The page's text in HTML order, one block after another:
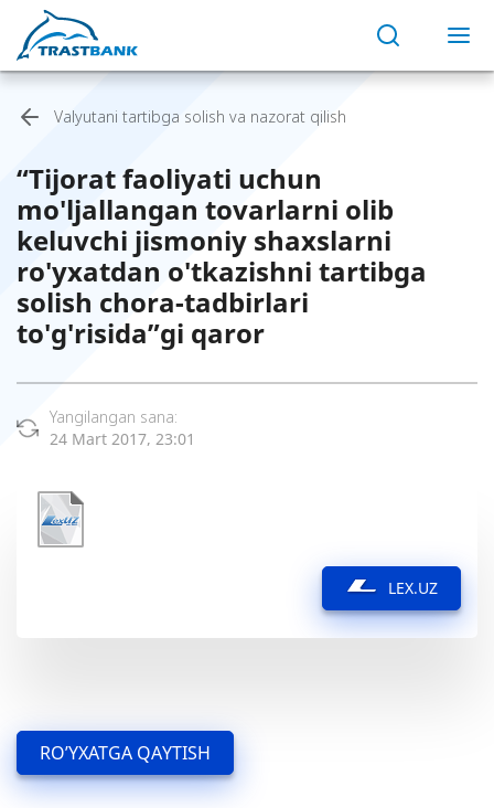
Valyutani tartibga solish va nazorat qilish
“Tijorat faoliyati uchun
mo'ljallangan tovarlarni olib
keluvchi jismoniy shaxslarni
ro'yxatdan o'tkazishni tartibga
solish chora-tadbirlari
to'g'risida”gi qaror
Yangilangan sana:
24 Mart 2017, 23:01
LEX.UZ
RO’YXATGA QAYTISH